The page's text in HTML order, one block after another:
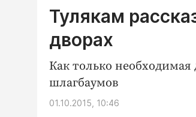
Тулякам
дворах
Как только
шлагбаумов
01.10.2015, 10:46